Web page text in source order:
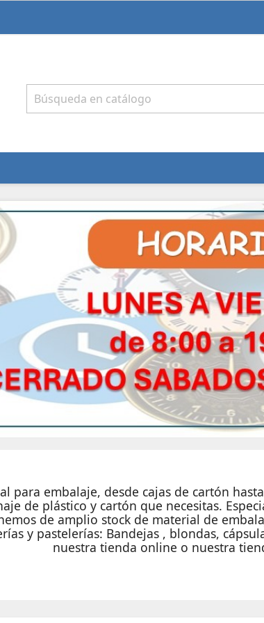
para embalaje, desde cajas de cartón
de plástico y cartón que necesitas.
de amplio stock de material de
y pastelerías: Bandejas , blondas,
nuestra tienda online o nuestra